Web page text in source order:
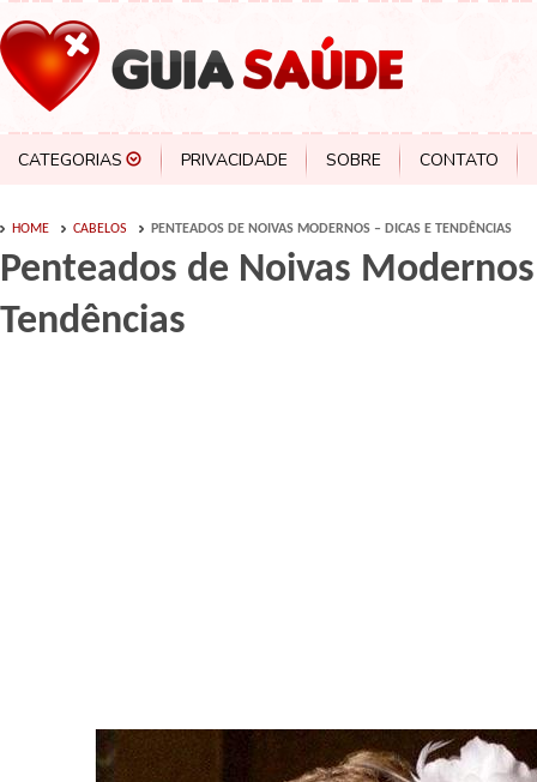
CATEGORIAS PRIVACIDADE SOBRE CONTATO
HOME CABELOS PENTEADOS DE NOIVAS MODERNOS – DICAS E TENDÊNCIAS
Penteados de Noivas
Tendências